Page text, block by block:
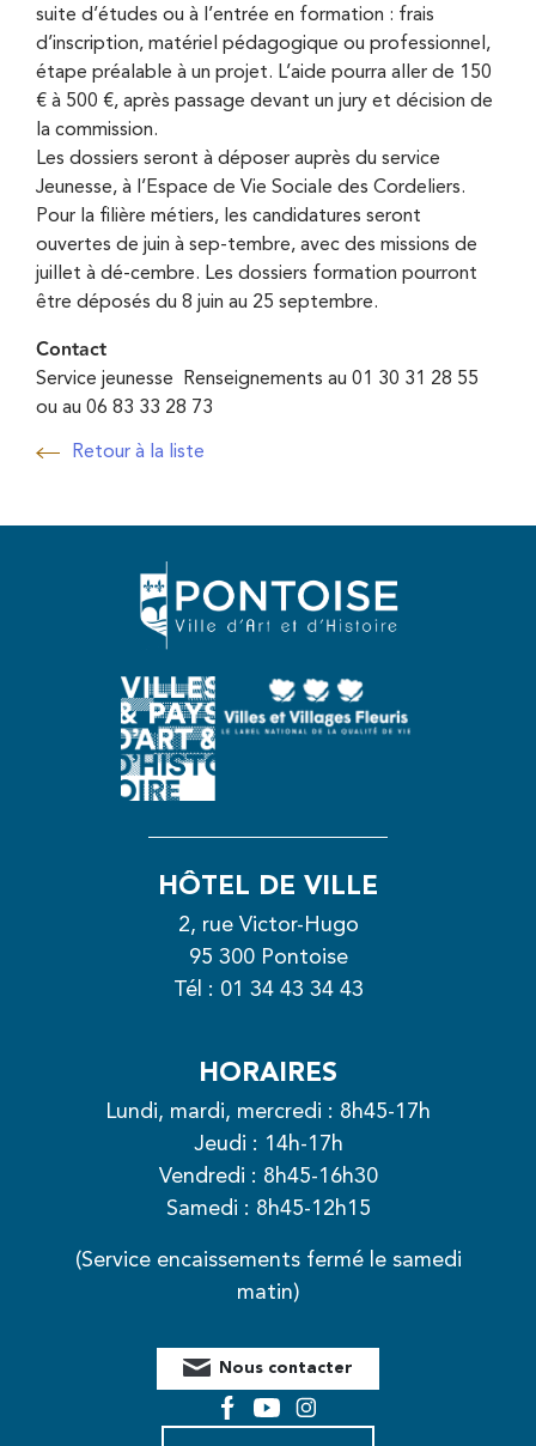
suite d’études ou à l’entrée en formation : frais
d’inscription, matériel pédagogique ou professionnel,
étape préalable à un projet. L’aide pourra aller de 150
€ à 500 €, après passage devant un jury et décision de
la commission.
Les dossiers seront à déposer auprès du service
Jeunesse, à l’Espace de Vie Sociale des Cordeliers.
Pour la filière métiers, les candidatures seront
ouvertes de juin à sep-tembre, avec des missions de
juillet à dé-cembre. Les dossiers formation pourront
être déposés du 8 juin au 25 septembre.
Contact
Service jeunesse Renseignements au 01 30 31 28 55
ou au 06 83 33 28 73
Retour à la liste
Retour à la liste
HÔTEL DE VILLE
2, rue Victor-Hugo
95 300 Pontoise
Tél : 01 34 43 34 43
HORAIRES
Lundi, mardi, mercredi : 8h45-17h
Jeudi : 14h-17h
Vendredi : 8h45-16h30
Samedi : 8h45-12h15
(Service encaissements fermé le samedi
matin)
Nous contacter
FacebookYouTubeInstagram